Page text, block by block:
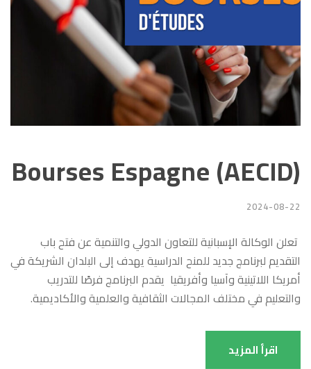
Bourses Espagne (AECID)
2024-08-22
تعلن الوكالة الإسبانية للتعاون الدولي والتنمية عن فتح باب
التقديم لبرنامج جديد للمنح الدراسية يهدف إلى البلدان الشريكة في
أمريكا اللاتينية وآسيا وأفريقيا يقدم البرنامج فرصًا للتدريب
والتعليم في مختلف المجالات الثقافية والعلمية والأكاديمية.
اقرأ المزيد